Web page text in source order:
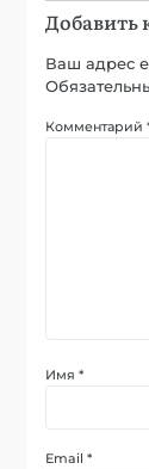
Добавить
Ваш адрес
Комментарий
Имя*
Email*